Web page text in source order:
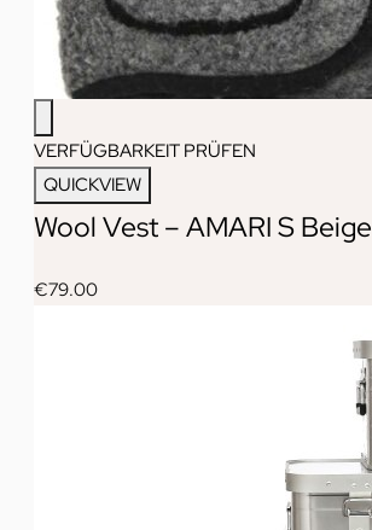
VERFÜGBARKEIT PRÜFEN
QUICKVIEW
Wool Vest – AMARI S Beige
€79.00